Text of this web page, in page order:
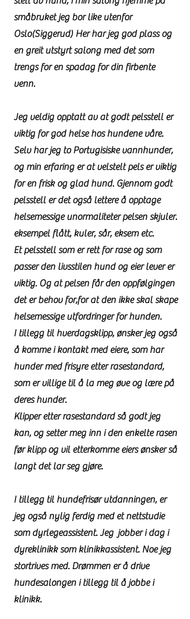
småbruket jeg bor like utenfor
Oslo(Siggerud) Her har jeg god plass og
en greit utstyrt salong med det som
trengs for en spadag for din firbente
venn.
Jeg veldig opptatt av at godt pelsstell er
viktig for god helse hos hundene våre.
Selv har jeg to Portugisiske vannhunder,
og min erfaring er at velstelt pels er viktig
for en frisk og glad hund. Gjennom godt
pelsstell er det også lettere å opptage
helsemessige unormaliteter pelsen skjuler.
eksempel flått, kuler, sår, eksem etc.
Et pelsstell som er rett for rase og som
passer den livsstilen hund og eier lever er
viktig. Og at pelsen får den oppfølgingen
det er behov for,for at den ikke skal skape
helsemessige utfordringer for hunden.
I tillegg til hverdagsklipp, ønsker jeg også
å komme i kontakt med eiere, som har
hunder med frisyre etter rasestandard,
som er villige til å la meg øve og lære på
deres hunder.
Klipper etter rasestandard så godt jeg
kan, og setter meg inn i den enkelte rasen
før klipp og vil etterkomme eiers ønsker så
langt det lar seg gjøre.
I tillegg til hundefrisør utdanningen, er
jeg også nylig ferdig med et nettstudie
som dyrlegeassistent. Jeg jobber i dag i
dyreklinikk som klinikkassistent. Noe jeg
stortrives med. Drømmen er å drive
hundesalongen i tillegg til å jobbe i
klinikk.